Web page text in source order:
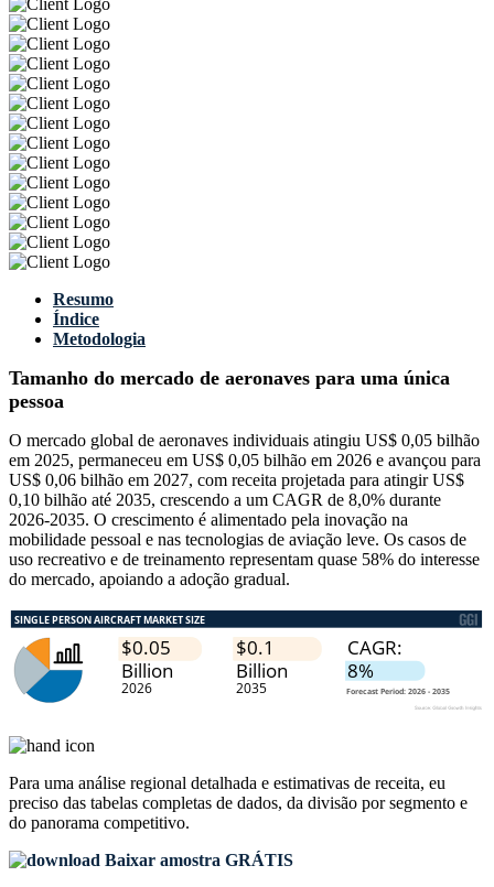
Resumo
Índice
Metodologia
Tamanho do mercado de aeronaves para uma única
pessoa
O mercado global de aeronaves individuais atingiu US$ 0,05 bilhão
em 2025, permaneceu em US$ 0,05 bilhão em 2026 e avançou para
US$ 0,06 bilhão em 2027, com receita projetada para atingir US$
0,10 bilhão até 2035, crescendo a um CAGR de 8,0% durante
2026-2035. O crescimento é alimentado pela inovação na
mobilidade pessoal e nas tecnologias de aviação leve. Os casos de
uso recreativo e de treinamento representam quase 58% do interesse
do mercado, apoiando a adoção gradual.
Para uma análise regional detalhada e estimativas de receita, eu
preciso das tabelas completas de dados, da divisão por segmento e
do panorama competitivo.
Baixar amostra GRÁTIS